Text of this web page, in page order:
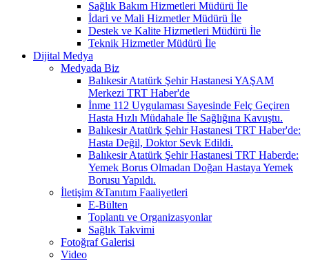
Sağlık Bakım Hizmetleri Müdürü İle
İdari ve Mali Hizmetler Müdürü İle
Destek ve Kalite Hizmetleri Müdürü İle
Teknik Hizmetler Müdürü İle
Dijital Medya
Medyada Biz
Balıkesir Atatürk Şehir Hastanesi YAŞAM
Merkezi TRT Haber'de
İnme 112 Uygulaması Sayesinde Felç Geçiren
Hasta Hızlı Müdahale İle Sağlığına Kavuştu.
Balıkesir Atatürk Şehir Hastanesi TRT Haber'de:
Hasta Değil, Doktor Sevk Edildi.
Balıkesir Atatürk Şehir Hastanesi TRT Haberde:
Yemek Borus Olmadan Doğan Hastaya Yemek
Borusu Yapıldı.
İletişim &Tanıtım Faaliyetleri
E-Bülten
Toplantı ve Organizasyonlar
Sağlık Takvimi
Fotoğraf Galerisi
Video